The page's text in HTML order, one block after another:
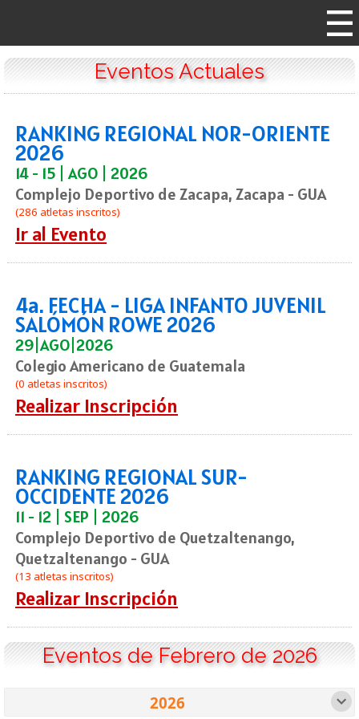
Eventos Actuales
RANKING REGIONAL NOR-ORIENTE
2026
14 - 15 | AGO | 2026
Complejo Deportivo de Zacapa, Zacapa - GUA
(286 atletas inscritos)
Ir al Evento
4a. FECHA - LIGA INFANTO JUVENIL
SALÓMÓN ROWE 2026
29|AGO|2026
Colegio Americano de Guatemala
(0 atletas inscritos)
Realizar Inscripción
RANKING REGIONAL SUR-
OCCIDENTE 2026
11 - 12 | SEP | 2026
Complejo Deportivo de Quetzaltenango,
Quetzaltenango - GUA
(13 atletas inscritos)
Realizar Inscripción
Eventos de Febrero de 2026
2026